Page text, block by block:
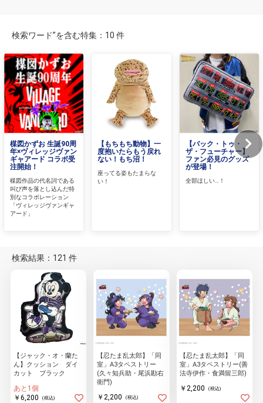
検索ワード”を含む特集：10 件
楳図かずお 生誕90周
年×ヴィレッジヴァン
ギャアード コラボ受
注開始！
楳図作品の代名詞である
叫び声を落とし込んだ特
別なコラボレーション
「ヴィレッジヴァンギャ
アード」
【もちもち動物】一
度抱いたらもう戻れ
ない！もち沼！
座ってる姿もたまらな
い！
【バック・トゥ・
ザ・フューチャー】
ファン必見のグッズ
が登場！
全部ほしい…！
検索結果：121 件
【ジャック・オ・蘭た
ん】クッション ダイ
カット ブラック
あと1個
￥6,200
(税込)
【忍たま乱太郎】「同
室」A3タペストリー
(久々知兵助・尾浜勘右
衛門)
￥2,200 (税込)
【忍たま乱太郎】「同
室」A3タペストリー(善
法寺伊作・食満留三郎)
￥2,200 (税込)
イラストレ
ーター
アダルトグ
ッズ